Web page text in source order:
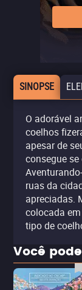
SINOPSE
O adorável
coelhos
apesar de
consegue
ruas da
apreciadas.
colocada
tipo de
Você